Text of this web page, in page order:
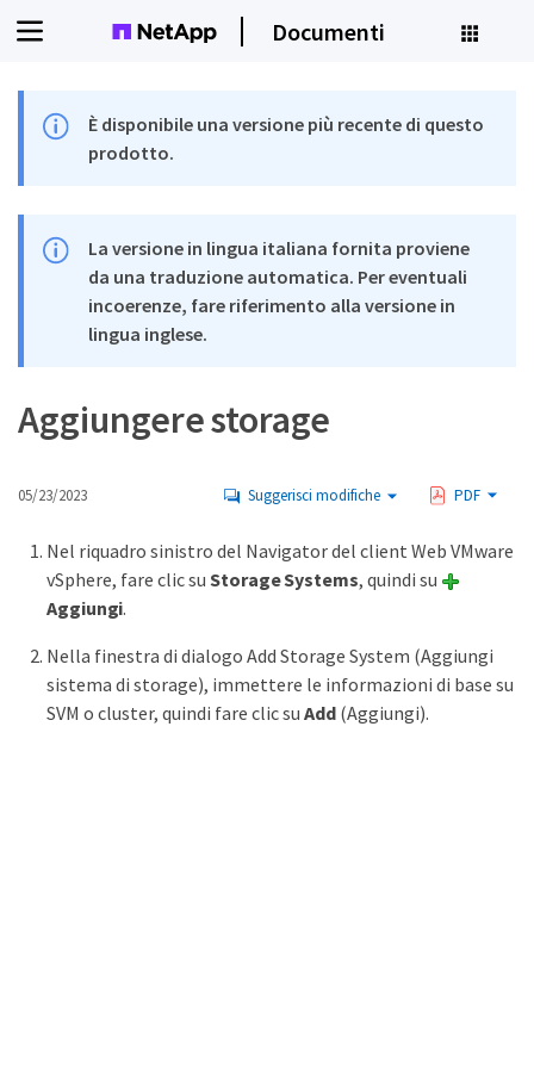
Documenti
È disponibile una versione più recente di questo
prodotto.
La versione in lingua italiana fornita proviene
da una traduzione automatica. Per eventuali
incoerenze, fare riferimento alla versione in
lingua inglese.
Aggiungere storage
05/23/2023 Suggerisci modifiche PDF
Nel riquadro sinistro del Navigator del client Web VMware
vSphere, fare clic su Storage Systems, quindi su
Aggiungi.
Nella finestra di dialogo Add Storage System (Aggiungi
sistema di storage), immettere le informazioni di base su
SVM o cluster, quindi fare clic su Add(Aggiungi).